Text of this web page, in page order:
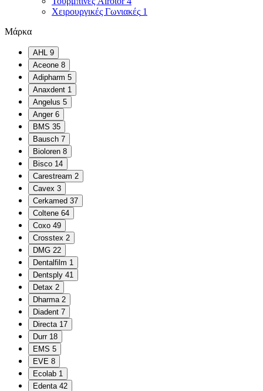
Χειρουργικές Γωνιακές 1
Μάρκα
AHL 9
Aceone 8
Adipharm 5
Anaxdent 1
Angelus 5
Anger 6
BMS 35
Bausch 7
Bioloren 8
Bisco 14
Carestream 2
Cavex 3
Cerkamed 37
Coltene 64
Coxo 49
Crosstex 2
DMG 22
Dentalfilm 1
Dentsply 41
Detax 2
Dharma 2
Diadent 7
Directa 17
Durr 18
EMS 5
EVE 8
Ecolab 1
Edenta 42